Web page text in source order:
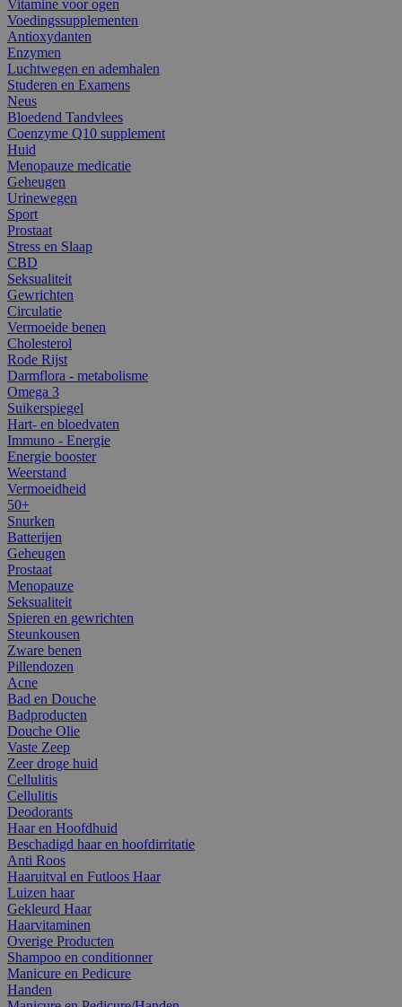
Vitamine voor ogen
Voedingssupplementen
Antioxydanten
Enzymen
Luchtwegen en ademhalen
Studeren en Examens
Neus
Bloedend Tandvlees
Coenzyme Q10 supplement
Huid
Menopauze medicatie
Geheugen
Urinewegen
Sport
Prostaat
Stress en Slaap
CBD
Seksualiteit
Gewrichten
Circulatie
Vermoeide benen
Cholesterol
Rode Rijst
Darmflora - metabolisme
Omega 3
Suikerspiegel
Hart- en bloedvaten
Immuno - Energie
Energie booster
Weerstand
Vermoeidheid
50+
Snurken
Batterijen
Geheugen
Prostaat
Menopauze
Seksualiteit
Spieren en gewrichten
Steunkousen
Zware benen
Pillendozen
Acne
Bad en Douche
Badproducten
Douche Olie
Vaste Zeep
Zeer droge huid
Cellulitis
Cellulitis
Deodorants
Haar en Hoofdhuid
Beschadigd haar en hoofdirritatie
Anti Roos
Haaruitval en Futloos Haar
Luizen haar
Gekleurd Haar
Haarvitaminen
Overige Producten
Shampoo en conditionner
Manicure en Pedicure
Handen